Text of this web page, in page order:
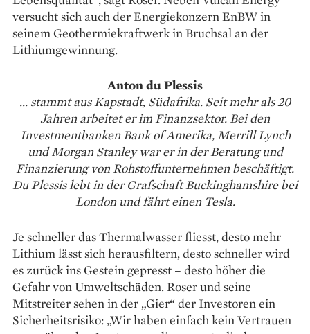
versucht sich auch der Energiekonzern EnBW in
seinem Geothermiekraftwerk in Bruchsal an der
Lithiumgewinnung.
Anton du Plessis
... stammt aus Kapstadt, Südafrika. Seit mehr als 20
Jahren arbeitet er im Finanzsektor. Bei den
Investmentbanken Bank of Amerika, Merrill Lynch
und Morgan Stanley war er in der Beratung und
Finanzierung von Rohstoffunternehmen beschäftigt.
Du Plessis lebt in der Grafschaft Buckinghamshire bei
London und fährt einen Tesla.
Je schneller das Thermalwasser fliesst, desto mehr
Lithium lässt sich herausfiltern, desto schneller wird
es zurück ins Gestein gepresst – desto höher die
Gefahr von Umweltschäden. Roser und seine
Mitstreiter sehen in der „Gier“ der Investoren ein
Sicherheitsrisiko: „Wir haben einfach kein Vertrauen